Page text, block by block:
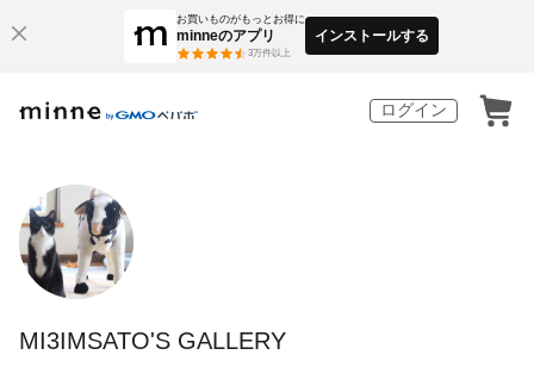
お買いものがもっとお得に
minneのアプリ
3万件以上
インストールする
ログイン
MI3IMSATO'S GALLERY